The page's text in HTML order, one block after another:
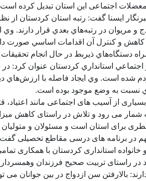
اجتماعی این استان تبدیل کرده است
ايسنا گفت: رتبه استان کردستان
در رتبه‌هاي بعدي قرار دارند. وي
کاهش و کنترل آن اقدامات اساسي صورت
دستگاه‌هاي ذيربط در حال انجام
استانداري کردستان عنوان کرد:
شده است. وي ايجاد فاصله با ارزش‌هاي
نسبت به وضع موجود بوده است.
بسیاری از آسیب های اجتماعی مانند
استان است و مسئولان و متولیان
در برنامه های درسی مقاطع تحصیلی
و خانواده استانداری کردستان با
در راستای تربیت صحیح فرزندان
بالارفتن سن ازدواج در بین جوانان می